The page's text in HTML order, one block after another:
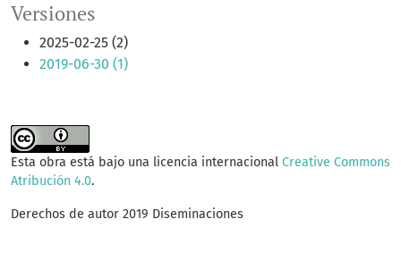
Versiones
2025-02-25 (2)
2019-06-30 (1)
Esta obra está bajo una licencia internacional Creative Commons
Atribución 4.0.
Derechos de autor 2019 Diseminaciones